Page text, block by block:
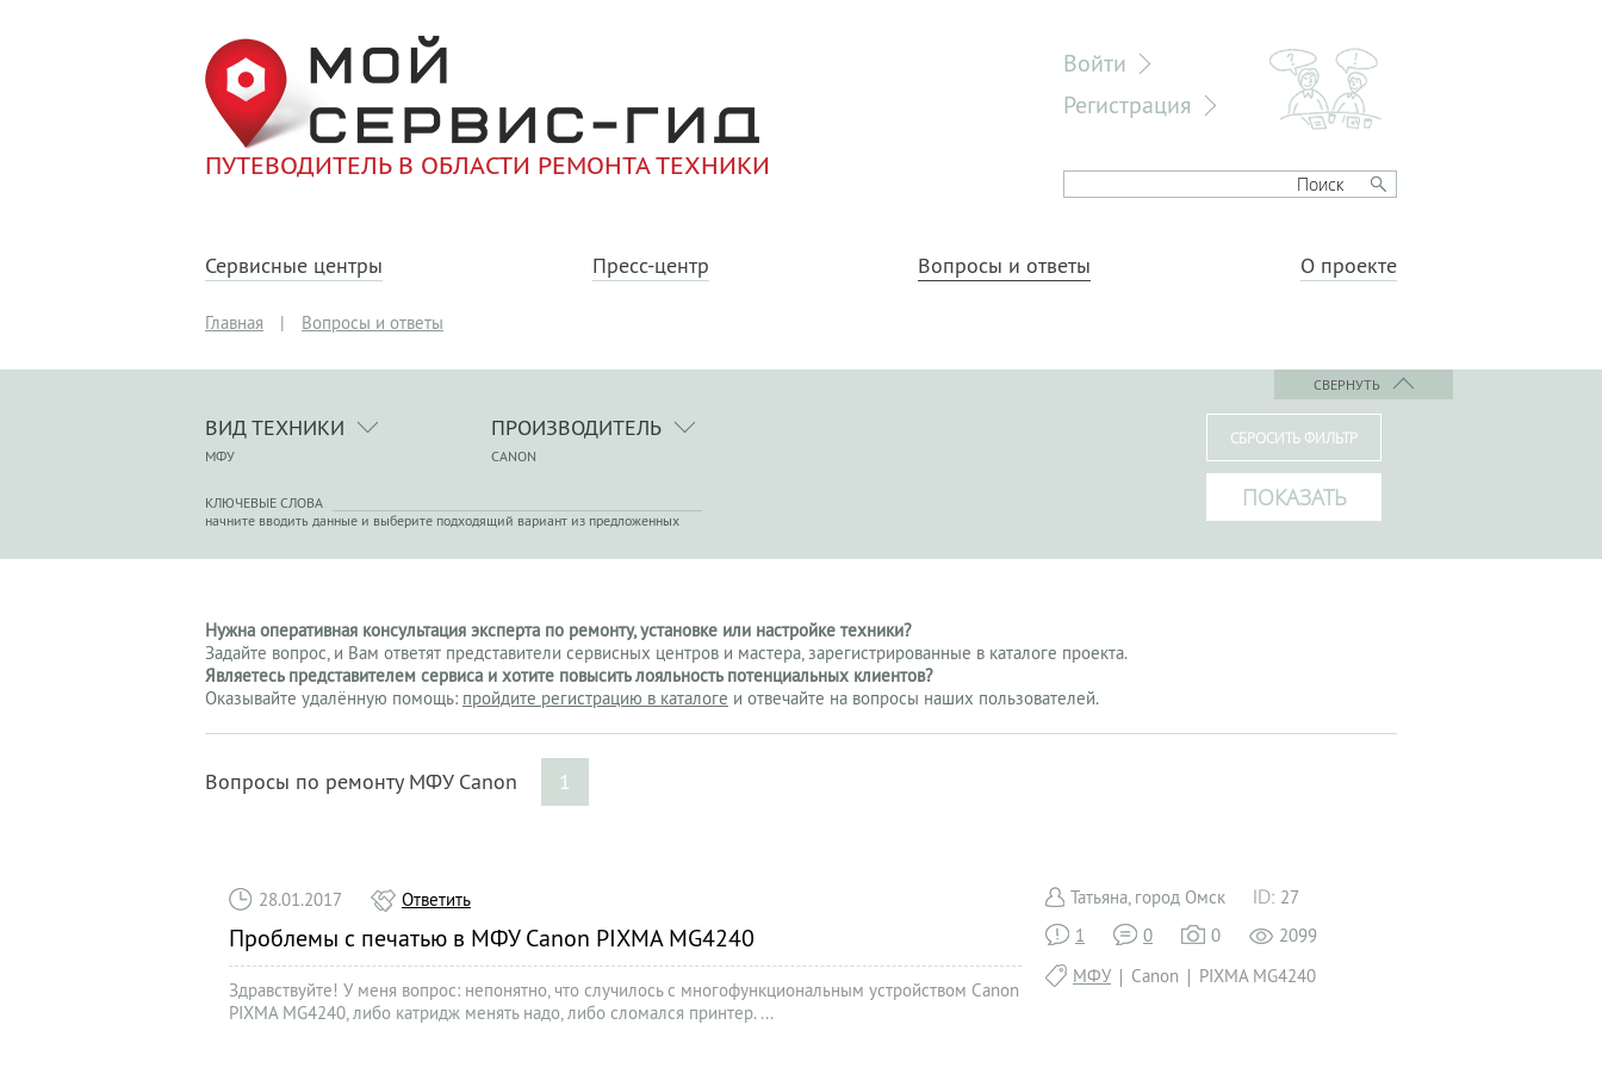
ПУТЕВОДИТЕЛЬ В ОБЛАСТИ РЕМОНТА ТЕХНИКИ
Войти
Регистрация
Сервисные центры Пресс-центр Вопросы и ответы О проекте
Главная | Вопросы и ответы
СВЕРНУТЬ
ВИД ТЕХНИКИ
МФУ
ПРОИЗВОДИТЕЛЬ
CANON
КЛЮЧЕВЫЕ СЛОВА
начните вводить данные и выберите подходящий вариант из предложенных
Нужна оперативная консультация эксперта по ремонту, установке или настройке техники?
Задайте вопрос, и Вам ответят представители сервисных центров и мастера, зарегистрированные в каталоге проекта.
Являетесь представителем сервиса и хотите повысить лояльность потенциальных клиентов?
Оказывайте удалённую помощь: пройдите регистрацию в каталоге и отвечайте на вопросы наших пользователей.
Вопросы по ремонту МФУ Canon 1
Татьяна, город Омск
27
1
0 0
2099
МФУ
Canon PIXMA MG4240
28.01.2017 Ответить
Проблемы с печатью в МФУ Canon PIXMA MG4240
Здравствуйте! У меня вопрос: непонятно, что случилось с многофункциональным устройством Canon
PIXMA MG4240, либо катридж менять надо, либо сломался принтер. ...